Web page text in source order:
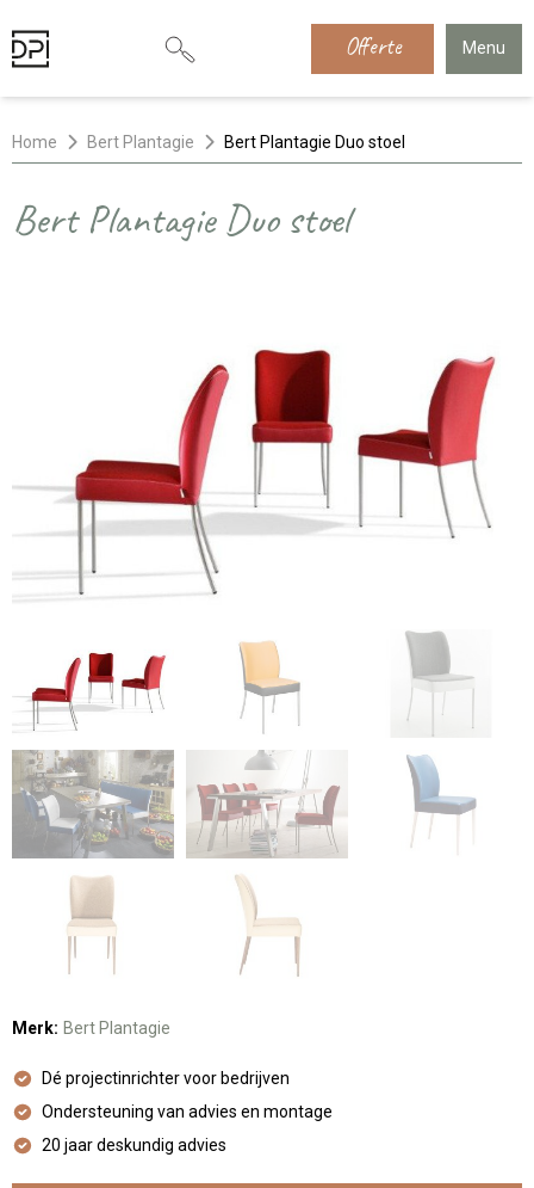
Offerte Menu
Home Bert Plantagie Bert Plantagie Duo stoel
Bert Plantagie Duo stoel
Merk: Bert Plantagie
Dé projectinrichter voor bedrijven
Ondersteuning van advies en montage
20 jaar deskundig advies